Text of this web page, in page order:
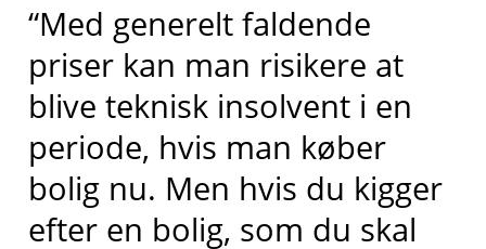
“Med generelt faldende
priser kan man risikere at
blive teknisk insolvent i en
periode, hvis man køber
bolig nu. Men hvis du kigger
efter en bolig, som du skal